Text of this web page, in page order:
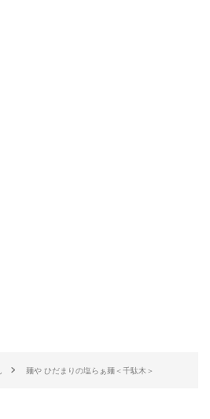
麺や ひだまりの塩らぁ麺＜千駄木＞